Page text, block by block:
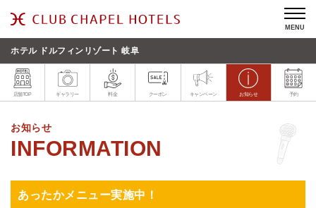
MENU
ホテル ドルフィンリゾート 岐阜
店舗TOP ギャラリー 料金 クーポン キャンペーン お知らせ 予約
お知らせ
あったかメニュー実施中！